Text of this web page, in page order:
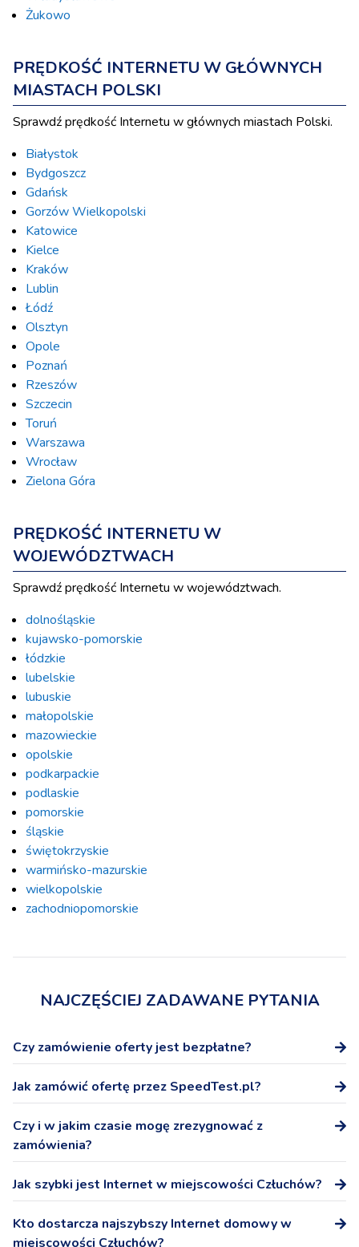
Żukowo
PRĘDKOŚĆ INTERNETU W GŁÓWNYCH
MIASTACH POLSKI
Sprawdź prędkość Internetu w głównych miastach Polski.
Białystok
Bydgoszcz
Gdańsk
Gorzów Wielkopolski
Katowice
Kielce
Kraków
Lublin
Łódź
Olsztyn
Opole
Poznań
Rzeszów
Szczecin
Toruń
Warszawa
Wrocław
Zielona Góra
PRĘDKOŚĆ INTERNETU W
WOJEWÓDZTWACH
Sprawdź prędkość Internetu w województwach.
dolnośląskie
kujawsko-pomorskie
łódzkie
lubelskie
lubuskie
małopolskie
mazowieckie
opolskie
podkarpackie
podlaskie
pomorskie
śląskie
świętokrzyskie
warmińsko-mazurskie
wielkopolskie
zachodniopomorskie
NAJCZĘŚCIEJ ZADAWANE PYTANIA
Czy zamówienie oferty jest bezpłatne?
Tak, zamówienie oferty na stronie SpeedTest.pl nie wiąże
się z żadnymi dodatkowymi kosztami.
Jak zamówić ofertę przez SpeedTest.pl?
Po wybraniu oferty podaj numer telefonu, a przedstawicel
Operatora skontaktuje się z Tobą niezwłocznie w celu
potwierdzenia warunków oferty i podpisania umowy.
Czy i w jakim czasie mogę zrezygnować z
zamówienia?
W ciągu 14 dni możesz odstąpić od podpisanej na
odległość umowy bez podania przyczyny.
Jak szybki jest Internet w miejscowości Człuchów?
Internet domowy - pobieranie: 162,1 Mb/s, wysyłanie:
45,6 Mb/s
Kto dostarcza najszybszy Internet domowy w
miejscowości Człuchów?